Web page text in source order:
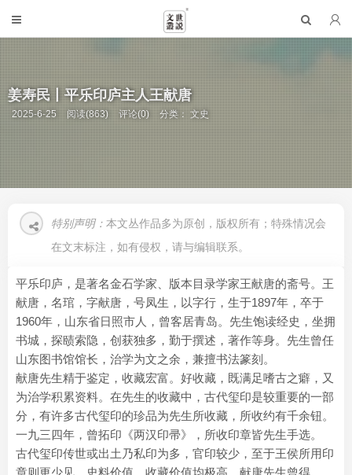
姜寿民丨平乐印庐主人王献唐
2025-6-25 阅读(863) 评论(0) 分类：文史
特别声明： 本文丛作品多为原创，版权所有；特殊情况会
在文末标注，如有侵权，请与编辑联系。
平乐印庐，是著名金石学家、版本目录学家王献唐的斋号。王
献唐，名琯，字献唐，号凤生，以字行，生于1897年，卒于
1960年，山东省日照市人，曾客居青岛。先生饱读经史，坐拥
书城，探赜索隐，创获独多，勤于撰述，著作等身。先生曾任
山东图书馆馆长，治学为文之余，兼擅书法篆刻。
献唐先生精于鉴定，收藏宏富。好收藏，既满足嗜古之癖，又
为治学积累资料。在先生的收藏中，古代玺印是较重要的一部
分，有许多古代玺印的珍品为先生所收藏，所收约有千余钮。
一九三四年，曾拓印《两汉印帚》，所收印章皆先生手选。
古代玺印传世或出土乃私印为多，官印较少，至于王侯所用印
章则更少见，史料价值，收藏价值均极高，献唐先生曾得